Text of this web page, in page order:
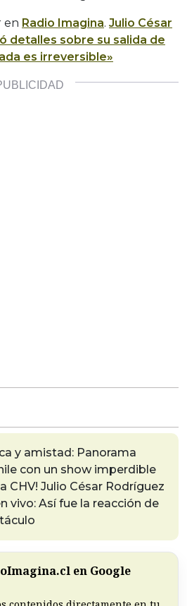
en Radio Imagina. Julio César
detalles sobre su salida de
es irreversible»
y amistad: Panorama
con un show imperdible
CHV! Julio César Rodríguez
vivo: Así fue la reacción de
en Google